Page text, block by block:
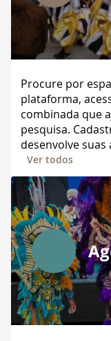
Procure por
plataforma,
combinada que
pesquisa.
desenvolve
Ver todos